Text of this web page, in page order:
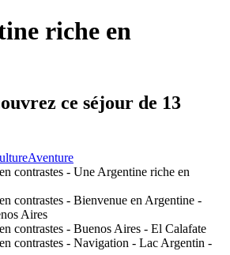
riche en
ce séjour de 13
Aventure